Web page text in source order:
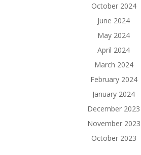
October 2024
June 2024
May 2024
April 2024
March 2024
February 2024
January 2024
December 2023
November 2023
October 2023